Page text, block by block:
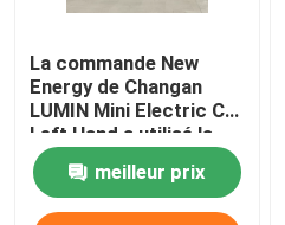
La commande New
Energy de Changan
LUMIN Mini Electric Car
Left Hand a utilisé la
voiture 155KM d'EV
meilleur prix